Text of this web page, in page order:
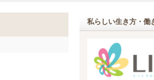
私らしい生き方・